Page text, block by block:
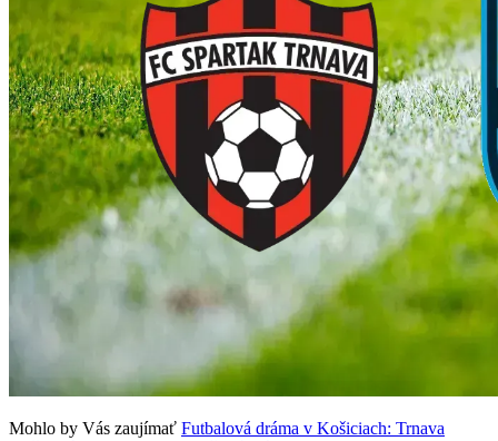
Mohlo by Vás zaujímať Futbalová dráma v Košiciach: Trnava